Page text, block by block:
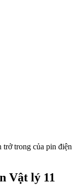
trong của pin điện
Vật lý 11